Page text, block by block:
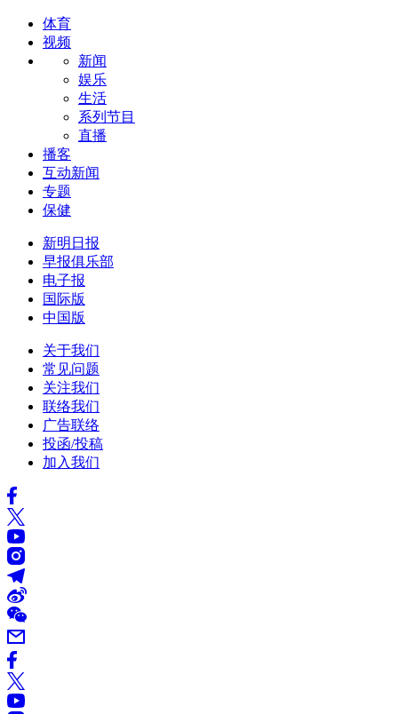
体育
视频
新闻
娱乐
生活
系列节目
直播
播客
互动新闻
专题
保健
新明日报
早报俱乐部
电子报
国际版
中国版
关于我们
常见问题
关注我们
联络我们
广告联络
投函/投稿
加入我们